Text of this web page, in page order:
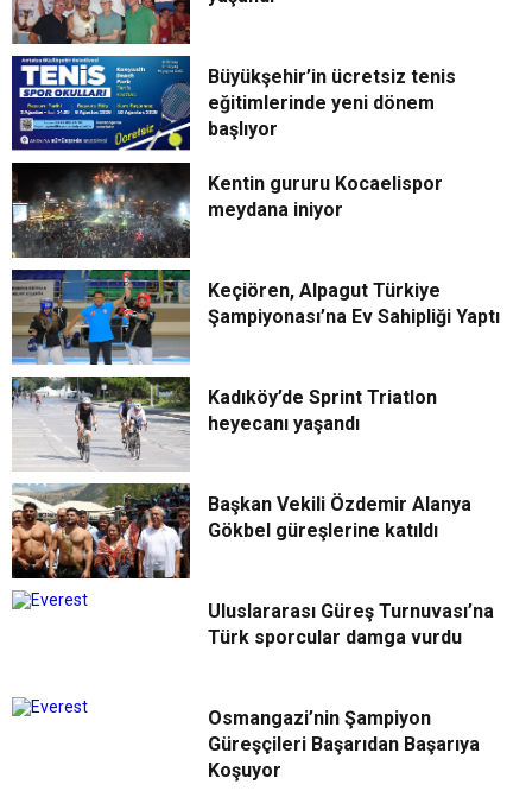
Büyükşehir’in ücretsiz tenis
eğitimlerinde yeni dönem
başlıyor
Kentin gururu Kocaelispor
meydana iniyor
Keçiören, Alpagut Türkiye
Şampiyonası’na Ev Sahipliği Yaptı
Kadıköy’de Sprint Triatlon
heyecanı yaşandı
Başkan Vekili Özdemir Alanya
Gökbel güreşlerine katıldı
Uluslararası Güreş Turnuvası’na
Türk sporcular damga vurdu
Osmangazi’nin Şampiyon
Güreşçileri Başarıdan Başarıya
Koşuyor